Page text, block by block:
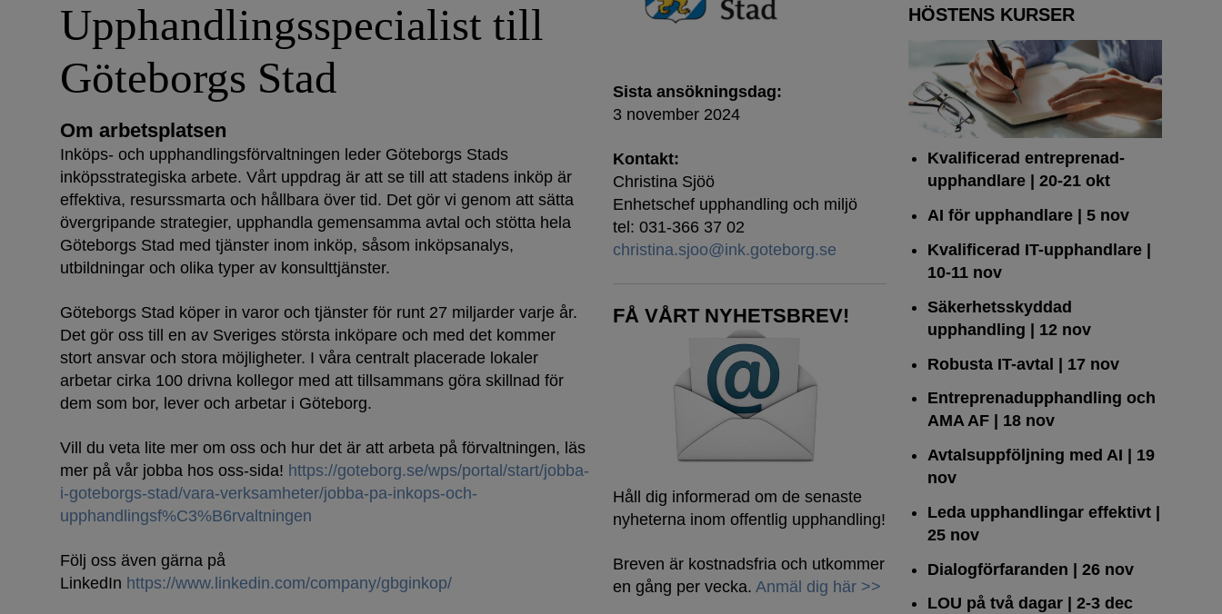
Upphandlingsspecialist till
Göteborgs Stad
Om arbetsplatsen
Inköps- och upphandlingsförvaltningen leder Göteborgs Stads
inköpsstrategiska arbete. Vårt uppdrag är att se till att stadens inköp är
effektiva, resurssmarta och hållbara över tid. Det gör vi genom att sätta
övergripande strategier, upphandla gemensamma avtal och stötta hela
Göteborgs Stad med tjänster inom inköp, såsom inköpsanalys,
utbildningar och olika typer av konsulttjänster.
Göteborgs Stad köper in varor och tjänster för runt 27 miljarder varje år.
Det gör oss till en av Sveriges största inköpare och med det kommer
stort ansvar och stora möjligheter. I våra centralt placerade lokaler
arbetar cirka 100 drivna kollegor med att tillsammans göra skillnad för
dem som bor, lever och arbetar i Göteborg.
Vill du veta lite mer om oss och hur det är att arbeta på förvaltningen, läs
mer på vår jobba hos oss-sida! https://goteborg.se/wps/portal/start/jobba-
i-goteborgs-stad/vara-verksamheter/jobba-pa-inkops-och-
upphandlingsf%C3%B6rvaltningen
Följ oss även gärna på
LinkedIn https://www.linkedin.com/company/gbginkop/
Sista ansökningsdag:
3 november 2024
Kontakt:
Christina Sjöö
Enhetschef upphandling och miljö
tel: 031-366 37 02
christina.sjoo@ink.goteborg.se
FÅ VÅRT NYHETSBREV!
Håll dig informerad om de senaste
nyheterna inom offentlig upphandling!
Breven är kostnadsfria och utkommer
en gång per vecka.Anmäl dig här >>
HÖSTENS KURSER
Kvalificerad entreprenad­
upphandlare
| 20-21 okt
AI för upphandlare | 5 nov
Kvalificerad IT-upphandlare |
10-11 nov
Säkerhetsskyddad
upphandling | 12 nov
Robusta IT-avtal | 17 nov
Entreprenadupphandling och
AMA AF | 18 nov
Avtalsuppföljning med AI | 19
nov
Leda upphandlingar effektivt |
25 nov
Dialogförfaranden | 26 nov
LOU på två dagar | 2-3 dec